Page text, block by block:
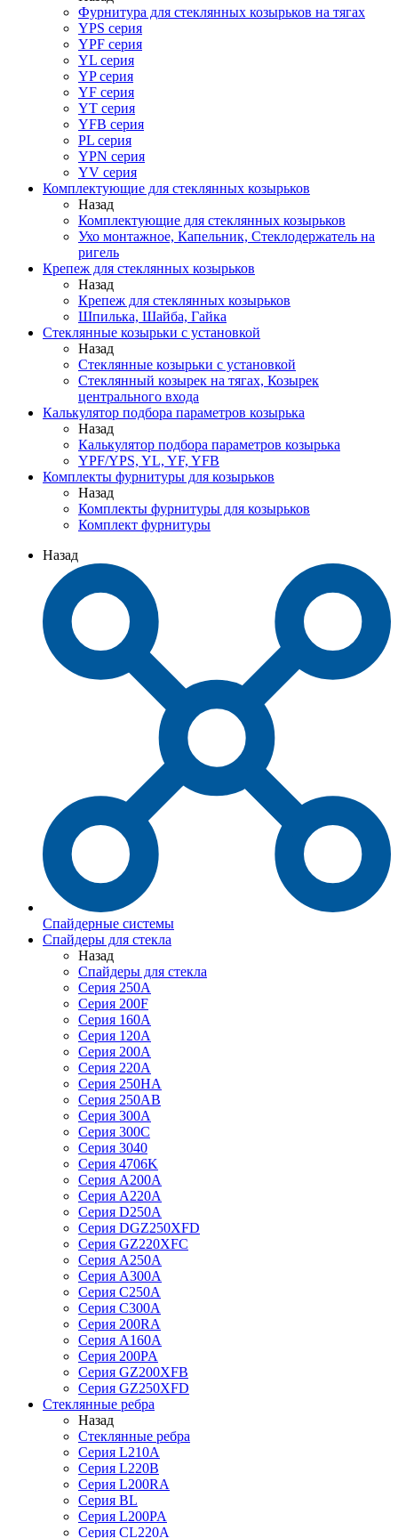
Фурнитура для стеклянных козырьков на тягах
YPS серия
YPF серия
YL серия
YP серия
YF серия
YT серия
YFB серия
PL серия
YPN серия
YV серия
Комплектующие для стеклянных козырьков
Назад
Комплектующие для стеклянных козырьков
Ухо монтажное, Капельник, Стеклодержатель на
ригель
Крепеж для стеклянных козырьков
Назад
Крепеж для стеклянных козырьков
Шпилька, Шайба, Гайка
Стеклянные козырьки с установкой
Назад
Стеклянные козырьки с установкой
Стеклянный козырек на тягах, Козырек
центрального входа
Калькулятор подбора параметров козырька
Назад
Калькулятор подбора параметров козырька
YPF/YPS, YL, YF, YFB
Комплекты фурнитуры для козырьков
Назад
Комплекты фурнитуры для козырьков
Комплект фурнитуры
Назад
Спайдерные системы
Спайдеры для стекла
Назад
Спайдеры для стекла
Серия 250А
Серия 200F
Серия 160А
Серия 120A
Серия 200А
Серия 220А
Серия 250HA
Серия 250АB
Серия 300А
Серия 300С
Серия 3040
Серия 4706K
Серия A200A
Серия A220A
Серия D250A
Серия DGZ250XFD
Серия GZ220XFC
Серия А250А
Серия А300А
Серия С250A
Серия С300A
Серия 200RA
Серия А160A
Серия 200PA
Серия GZ200XFB
Серия GZ250XFD
Стеклянные ребра
Назад
Стеклянные ребра
Серия L210А
Серия L220В
Серия L200RA
Серия BL
Серия L200PA
Серия CL220A